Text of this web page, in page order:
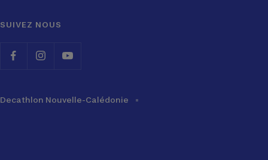
SUIVEZ NOUS
Decathlon Nouvelle-Calédonie